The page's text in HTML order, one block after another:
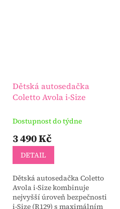
Dětská autosedačka
Coletto Avola i-Size
Dostupnost do týdne
3 490 Kč
DETAIL
Dětská autosedačka Coletto
Avola i-Size kombinuje
nejvyšší úroveň bezpečnosti
i-Size (R129) s maximálním